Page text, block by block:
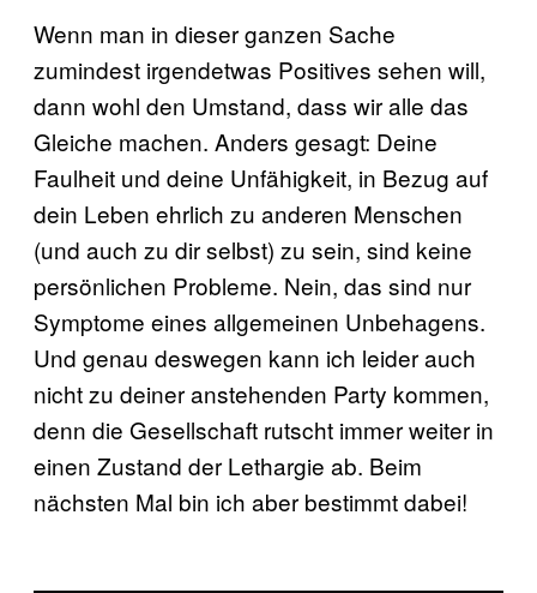
Wenn man in dieser ganzen Sache
zumindest irgendetwas Positives sehen will,
dann wohl den Umstand, dass wir alle das
Gleiche machen. Anders gesagt: Deine
Faulheit und deine Unfähigkeit, in Bezug auf
dein Leben ehrlich zu anderen Menschen
(und auch zu dir selbst) zu sein, sind keine
persönlichen Probleme. Nein, das sind nur
Symptome eines allgemeinen Unbehagens.
Und genau deswegen kann ich leider auch
nicht zu deiner anstehenden Party kommen,
denn die Gesellschaft rutscht immer weiter in
einen Zustand der Lethargie ab. Beim
nächsten Mal bin ich aber bestimmt dabei!